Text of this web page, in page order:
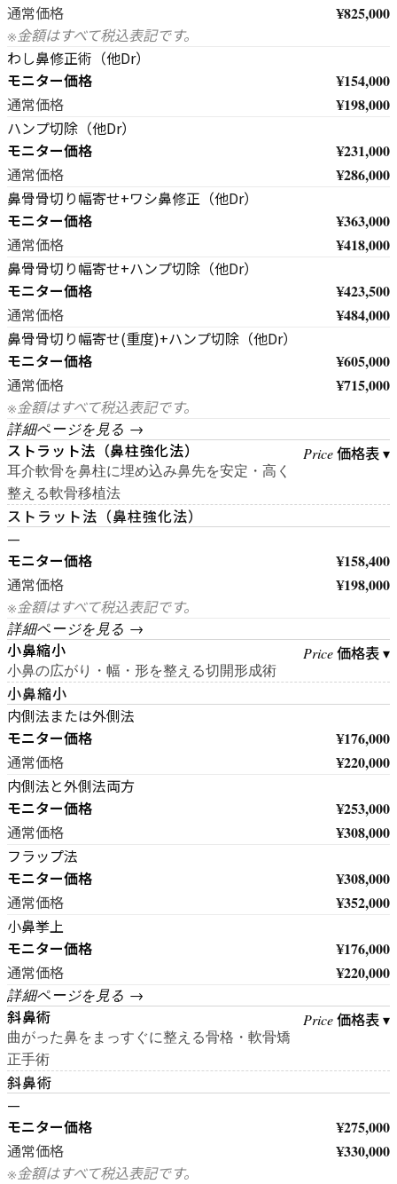
通常価格 ¥825,000
※金額はすべて税込表記です。
わし鼻修正術（他Dr）
モニター価格 ¥154,000
通常価格 ¥198,000
ハンプ切除（他Dr）
モニター価格 ¥231,000
通常価格 ¥286,000
鼻骨骨切り幅寄せ+ワシ鼻修正（他Dr）
モニター価格 ¥363,000
通常価格 ¥418,000
鼻骨骨切り幅寄せ+ハンプ切除（他Dr）
モニター価格 ¥423,500
通常価格 ¥484,000
鼻骨骨切り幅寄せ(重度)+ハンプ切除（他Dr）
モニター価格 ¥605,000
通常価格 ¥715,000
※金額はすべて税込表記です。
詳細ページを見る →
ストラット法（鼻柱強化法）
耳介軟骨を鼻柱に埋め込み鼻先を安定・高く
整える軟骨移植法
Price価格表 ▾
ストラット法（鼻柱強化法）
—
モニター価格 ¥158,400
通常価格 ¥198,000
※金額はすべて税込表記です。
詳細ページを見る →
小鼻縮小
小鼻の広がり・幅・形を整える切開形成術
Price価格表 ▾
小鼻縮小
内側法または外側法
モニター価格 ¥176,000
通常価格 ¥220,000
内側法と外側法両方
モニター価格 ¥253,000
通常価格 ¥308,000
フラップ法
モニター価格 ¥308,000
通常価格 ¥352,000
小鼻挙上
モニター価格 ¥176,000
通常価格 ¥220,000
詳細ページを見る →
斜鼻術
曲がった鼻をまっすぐに整える骨格・軟骨矯
正手術
Price価格表 ▾
斜鼻術
—
モニター価格 ¥275,000
通常価格 ¥330,000
※金額はすべて税込表記です。